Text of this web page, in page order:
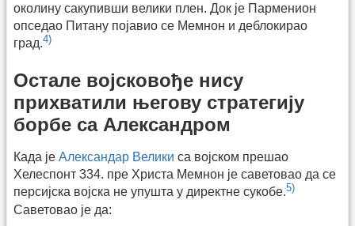
околину сакупивши велики плен. Док је Парменион
опседао Питану појавио се Мемнон и деблокирао
град.4)
Остале војсковође нису
прихватили његову стратегију
борбе са Александром
Када је Александар Велики са војском прешао
Хелеспонт 334. пре Христа Мемнон је саветовао да се
персијска војска не упушта у директне сукобе.5)
Саветовао је да: